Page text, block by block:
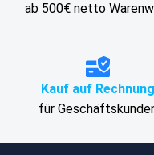
ab 500€ netto
Kauf auf Rechnung
für